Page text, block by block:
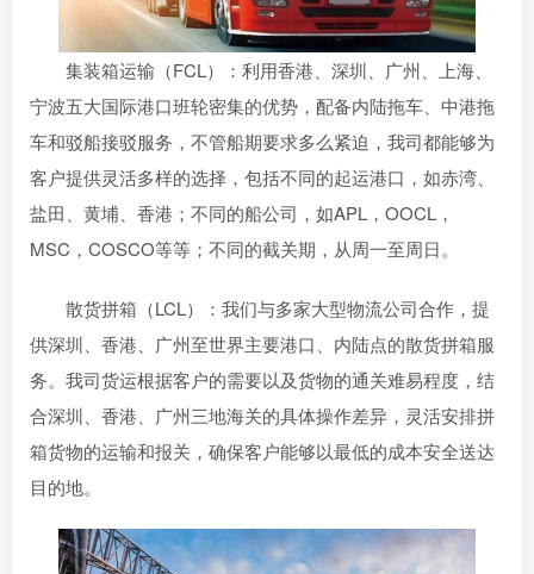
集装箱运输（FCL）：利用香港、深圳、广州、上海、
宁波五大国际港口班轮密集的优势，配备内陆拖车、中港拖
车和驳船接驳服务，不管船期要求多么紧迫，我司都能够为
客户提供灵活多样的选择，包括不同的起运港口，如赤湾、
盐田、黄埔、香港；不同的船公司，如APL，OOCL，
MSC，COSCO等等；不同的截关期，从周一至周日。
散货拼箱（LCL）：我们与多家大型物流公司合作，提
供深圳、香港、广州至世界主要港口、内陆点的散货拼箱服
务。我司货运根据客户的需要以及货物的通关难易程度，结
合深圳、香港、广州三地海关的具体操作差异，灵活安排拼
箱货物的运输和报关，确保客户能够以最低的成本安全送达
目的地。